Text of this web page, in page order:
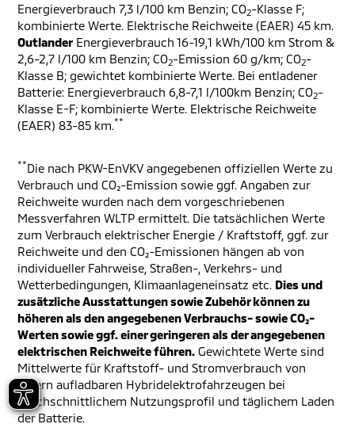
Energieverbrauch 7,3 l/100 km Benzin; CO2-Klasse F;
kombinierte Werte. Elektrische Reichweite (EAER) 45 km.
Outlander Energieverbrauch 16-19,1 kWh/100 km Strom &
2,6-2,7 l/100 km Benzin; CO2-Emission 60 g/km; CO2-
Klasse B; gewichtet kombinierte Werte. Bei entladener
Batterie: Energieverbrauch 6,8-7,1 l/100km Benzin; CO2-
Klasse E-F; kombinierte Werte. Elektrische Reichweite
(EAER) 83-85 km.**
**Die nach PKW-EnVKV angegebenen offiziellen Werte zu
Verbrauch und CO₂-Emission sowie ggf. Angaben zur
Reichweite wurden nach dem vorgeschriebenen
Messverfahren WLTP ermittelt. Die tatsächlichen Werte
zum Verbrauch elektrischer Energie / Kraftstoff, ggf. zur
Reichweite und den CO₂-Emissionen hängen ab von
individueller Fahrweise, Straßen-, Verkehrs- und
Wetterbedingungen, Klimaanlageneinsatz etc. Dies und
zusätzliche Ausstattungen sowie Zubehör können zu
höheren als den angegebenen Verbrauchs- sowie CO₂-
Werten sowie ggf. einer geringeren als der angegebenen
elektrischen Reichweite führen. Gewichtete Werte sind
Mittelwerte für Kraftstoff- und Stromverbrauch von
extern aufladbaren Hybridelektrofahrzeugen bei
durchschnittlichem Nutzungsprofil und täglichem Laden
der Batterie.